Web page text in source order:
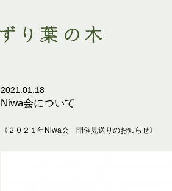
2021.01.18
Niwa会について
《２０２１年Niwa会 開催見送りのお知らせ》